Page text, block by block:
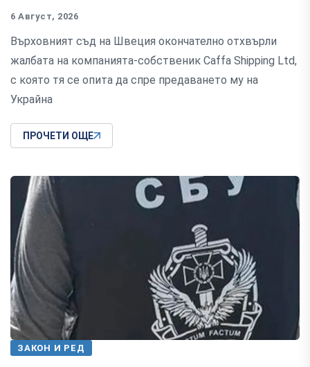
6 Август, 2026
Върховният съд на Швеция окончателно отхвърли
жалбата на компанията-собственик Caffa Shipping Ltd,
с която тя се опита да спре предаването му на
Украйна
ПРОЧЕТИ ОЩЕ
ЗАКОН И РЕД